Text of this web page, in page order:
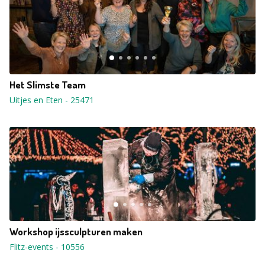
Het Slimste Team
Uitjes en Eten - 25471
Workshop ijssculpturen maken
Flitz-events - 10556